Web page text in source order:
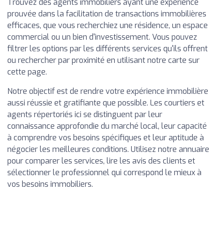
Trouvez des agents immobiliers ayant une expérience
prouvée dans la facilitation de transactions immobilières
efficaces, que vous recherchiez une résidence, un espace
commercial ou un bien d'investissement. Vous pouvez
filtrer les options par les différents services qu'ils offrent
ou rechercher par proximité en utilisant notre carte sur
cette page.
Notre objectif est de rendre votre expérience immobilière
aussi réussie et gratifiante que possible. Les courtiers et
agents répertoriés ici se distinguent par leur
connaissance approfondie du marché local, leur capacité
à comprendre vos besoins spécifiques et leur aptitude à
négocier les meilleures conditions. Utilisez notre annuaire
pour comparer les services, lire les avis des clients et
sélectionner le professionnel qui correspond le mieux à
vos besoins immobiliers.